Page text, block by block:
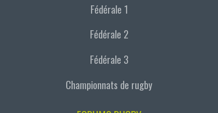
Fédérale 1
Fédérale 2
Fédérale 3
Championnats de rugby